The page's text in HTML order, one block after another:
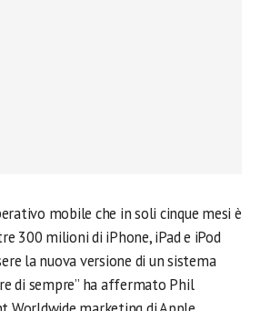
mobile che in soli cinque mesi è
300 milioni di iPhone, iPad e iPod
la nuova versione di un sistema
di sempre” ha affermato Phil